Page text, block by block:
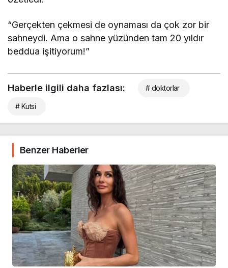
“Gerçekten çekmesi de oynaması da çok zor bir
sahneydi. Ama o sahne yüzünden tam 20 yıldır
beddua işitiyorum!”
Haberle ilgili daha fazlası: # doktorlar
# Kutsi
Benzer Haberler